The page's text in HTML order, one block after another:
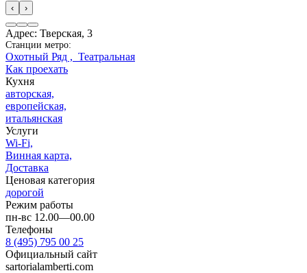
‹ ›
Адрес: Тверская, 3
Станции метро:
Охотный Ряд , Театральная
Как проехать
Кухня
авторская,
европейская,
итальянская
Услуги
Wi-Fi,
Винная карта,
Доставка
Ценовая категория
дорогой
Режим работы
пн-вс 12.00—00.00
Телефоны
8 (495) 795 00 25
Официальный сайт
sartorialamberti.com